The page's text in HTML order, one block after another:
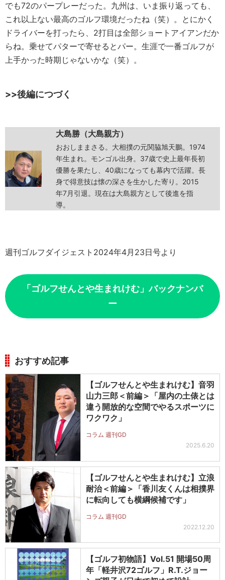
でも72のパープレーだった。九州は、いま振り返っても、
これ以上ない最高のゴルフ環境だったね（笑）。とにかく
ドライバーを打ったら、2打目は全部ショートアイアンだか
らね。乗せてパターで寄せるとパー。生涯で一番ゴルフが
上手かった時期じゃないかな（笑）。
>>後編につづく
大島勝（大島親方）
おおしままさる。大相撲の元関脇旭天鵬。1974
年生まれ。モンゴル出身。37歳で史上最年長初
優勝を果たし、40歳になっても幕内で活躍。長
身で得意技は懐の深さを生かした寄り。2015
年7月引退。現在は大島親方として後進を指
導。
週刊ゴルフダイジェスト2024年4月23日号より
「ゴルフせんとや生まれけむ」バックナンバ
ー
おすすめ記事
【ゴルフせんとや生まれけむ】音羽
山力三郎＜前編＞「屋内の土俵とは
違う開放的な空間でやるスポーツに
ワクワク」
コラム 週刊GD
2025.6.20
【ゴルフせんとや生まれけむ】立浪
耐治＜前編＞「香川友くんは相撲界
に転向しても横綱候補です」
コラム 週刊GD
2022.12.20
【ゴルフ初物語】Vol.51 開場50周
年「軽井沢72ゴルフ」R.T.ジョー